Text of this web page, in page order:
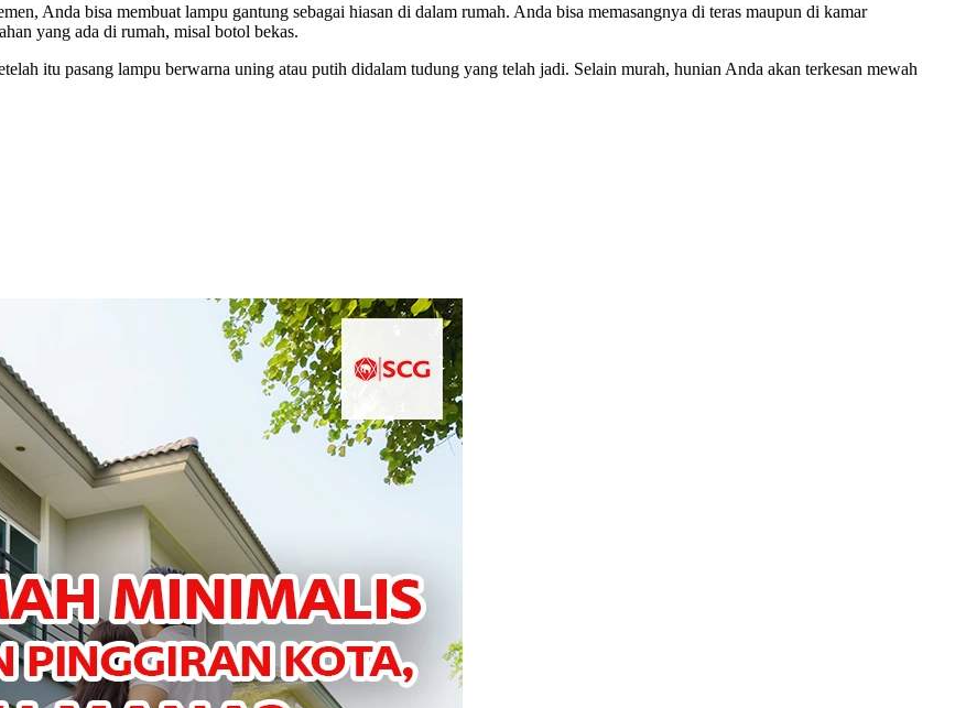
Anda bisa membuat lampu gantung sebagai hiasan di dalam rumah. Anda bisa memasangnya di teras maupun di kamar
yang ada di rumah, misal botol bekas.
itu pasang lampu berwarna uning atau putih didalam tudung yang telah jadi. Selain murah, hunian Anda akan terkesan mewah